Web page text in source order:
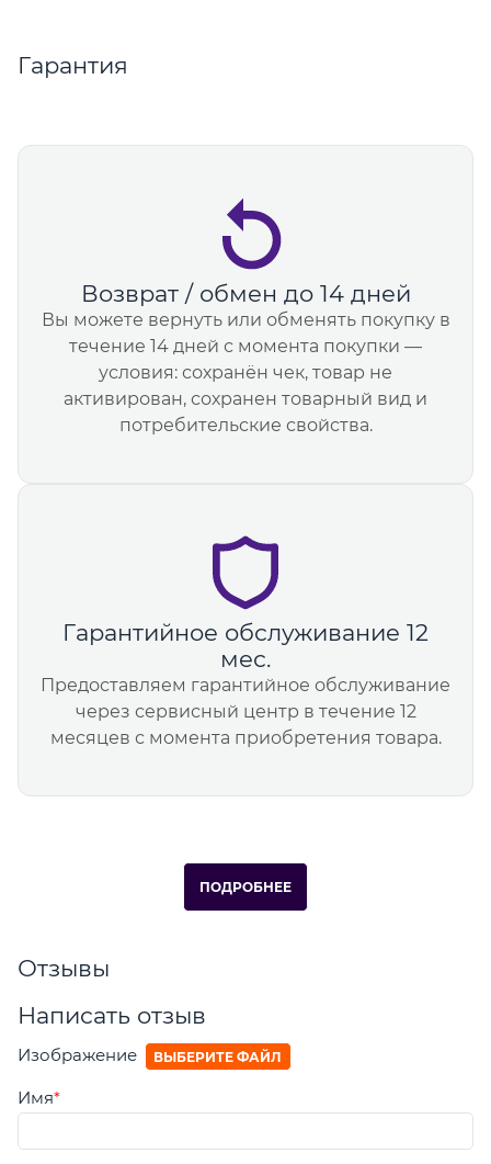
Гарантия
Возврат / обмен до 14 дней
Вы можете вернуть или обменять покупку в
течение 14 дней с момента покупки —
условия: сохранён чек, товар не
активирован, сохранен товарный вид и
потребительские свойства.
Гарантийное обслуживание 12
мес.
Предоставляем гарантийное обслуживание
через сервисный центр в течение 12
месяцев с момента приобретения товара.
ПОДРОБНЕЕ
Отзывы
Написать отзыв
Изображение ВЫБЕРИТЕ ФАЙЛ
Имя